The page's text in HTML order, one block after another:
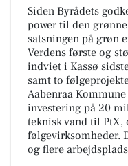
Siden Byrådets
power til den
satsningen på grøn
Verdens første og
indviet i Kassø
samt to
Aabenraa
investering på 20
teknisk vand til PtX,
følgevirksomheder.
og flere